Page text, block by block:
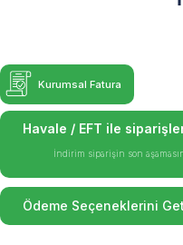
Kurumsal Fatura
Havale / EFT ile
İndirim siparişin son
Ödeme Seçeneklerini